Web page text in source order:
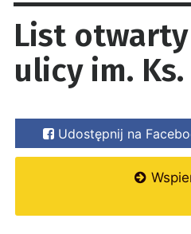
List otwarty
ulicy im.
Udostępnij na